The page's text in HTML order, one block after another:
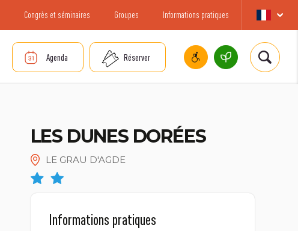
Congrès et séminaires Groupes Informations pratiques
Agenda Réserver
LES DUNES DORÉES
LE GRAU D'AGDE
Informations pratiques